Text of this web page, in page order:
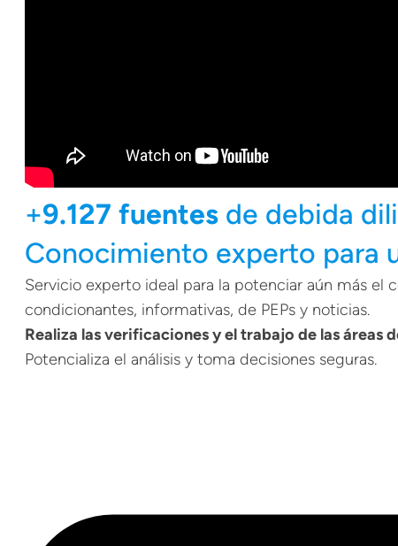
+9.127 fuentes de debida
Conocimiento experto para
Servicio experto ideal para la potenciar aún más
condicionantes, informativas, de PEPs y noticias.
Realiza las verificaciones y el trabajo de las
Potencializa el análisis y toma decisiones seguras.